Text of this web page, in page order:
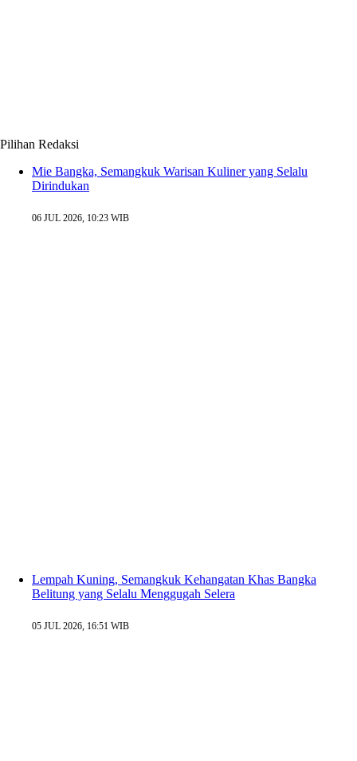
Pilihan Redaksi
Mie Bangka, Semangkuk Warisan Kuliner yang Selalu
Dirindukan
06 JUL 2026, 10:23 WIB
Lempah Kuning, Semangkuk Kehangatan Khas Bangka
Belitung yang Selalu Menggugah Selera
05 JUL 2026, 16:51 WIB